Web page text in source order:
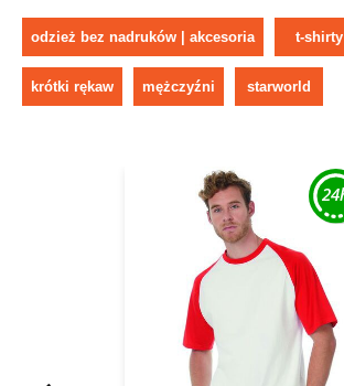
odzież bez nadruków | akcesoria t-shirty
krótki rękaw mężczyźni starworld